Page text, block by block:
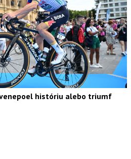
históriu alebo triumf